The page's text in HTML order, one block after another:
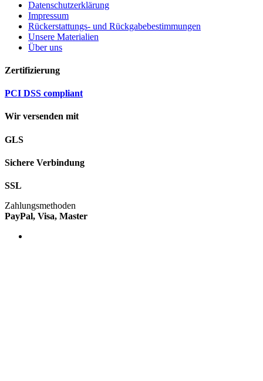
Datenschutzerklärung
Impressum
Rückerstattungs- und Rückgabebestimmungen
Unsere Materialien
Über uns
Zertifizierung
PCI DSS compliant
Wir versenden mit
GLS
Sichere Verbindung
SSL
Zahlungsmethoden
PayPal, Visa, Master